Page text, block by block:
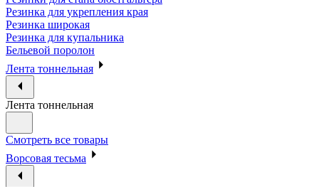
Резинка для укрепления края
Резинка широкая
Резинка для купальника
Бельевой поролон
Лента тоннельная
Лента тоннельная
Смотреть все товары
Ворсовая тесьма